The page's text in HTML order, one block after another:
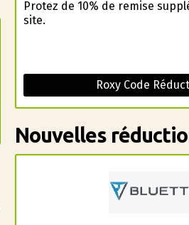
Profitez de 10% de remise
site.
Roxy Code
Nouvelles